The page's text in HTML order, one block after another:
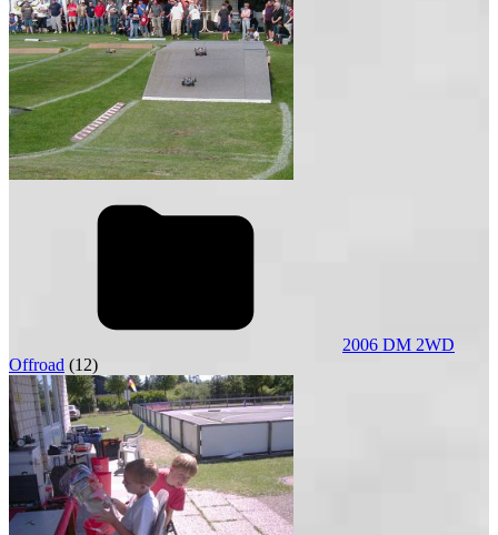
2006 DM 2WD
Offroad (12)